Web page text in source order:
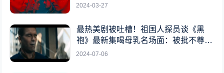
2024-03-27
最热美剧被吐槽！祖国人探员谈《黑
袍》最新集喝母乳名场面：被批不尊重
女性
2024-07-06